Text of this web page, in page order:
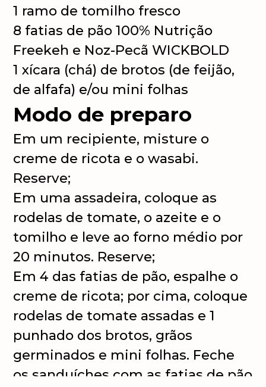
1 ramo de tomilho fresco
8 fatias de pão 100% Nutrição
Freekeh e Noz-Pecã WICKBOLD
1 xícara (chá) de brotos (de feijão,
de alfafa) e/ou mini folhas
Modo de preparo
Em um recipiente, misture o
creme de ricota e o wasabi.
Reserve;
Em uma assadeira, coloque as
rodelas de tomate, o azeite e o
tomilho e leve ao forno médio por
20 minutos. Reserve;
Em 4 das fatias de pão, espalhe o
creme de ricota; por cima, coloque
rodelas de tomate assadas e 1
punhado dos brotos, grãos
germinados e mini folhas. Feche
os sanduíches com as fatias de pão